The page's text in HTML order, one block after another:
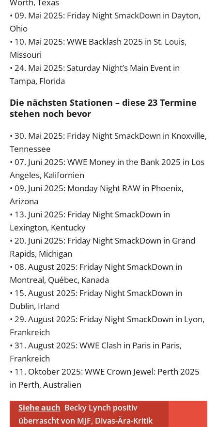
Worth, Texas
• 09. Mai 2025: Friday Night SmackDown in Dayton,
Ohio
• 10. Mai 2025: WWE Backlash 2025 in St. Louis,
Missouri
• 24. Mai 2025: Saturday Night’s Main Event in
Tampa, Florida
Die nächsten Stationen – diese 23 Termine
stehen noch bevor
• 30. Mai 2025: Friday Night SmackDown in Knoxville,
Tennessee
• 07. Juni 2025: WWE Money in the Bank 2025 in Los
Angeles, Kalifornien
• 09. Juni 2025: Monday Night RAW in Phoenix,
Arizona
• 13. Juni 2025: Friday Night SmackDown in
Lexington, Kentucky
• 20. Juni 2025: Friday Night SmackDown in Grand
Rapids, Michigan
• 08. August 2025: Friday Night SmackDown in
Montreal, Québec, Kanada
• 15. August 2025: Friday Night SmackDown in
Dublin, Irland
• 29. August 2025: Friday Night SmackDown in Lyon,
Frankreich
• 31. August 2025: WWE Clash in Paris in Paris,
Frankreich
• 11. Oktober 2025: WWE Crown Jewel: Perth 2025
in Perth, Australien
Siehe auch Becky Lynch positiv
überrascht von MJF, Divas-Ära-Kritik